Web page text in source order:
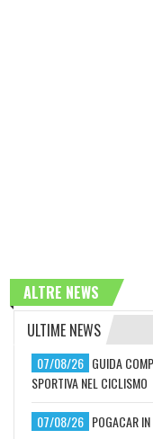
ALTRE NEWS
ULTIME NEWS
07/08/26 GUIDA
SPORTIVA NEL CICLISMO
07/08/26 POGACAR